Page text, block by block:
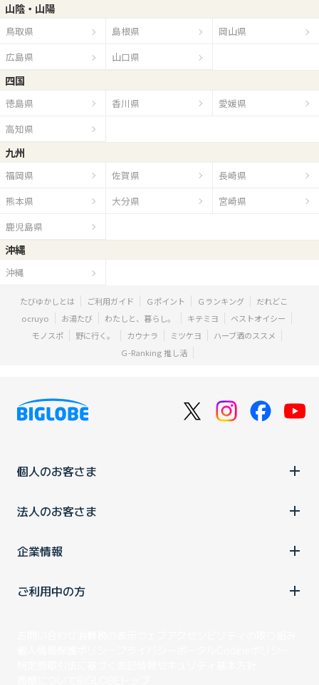
山陰・山陽
鳥取県 島根県
岡山県
広島県
山口県
四国
徳島県 香川県
愛媛県
高知県
九州
福岡県 佐賀県
長崎県
熊本県
大分県
宮崎県
鹿児島県
沖縄
沖縄
たびゆかしとは ご利用ガイド Ｇポイント Ｇランキング
だれどこ
ocruyo
お湯たび わたしと、暮らし。 キテミヨ
ベストオイシー
モノスポ
野に行く。 カウナラ ミツケヨ
ハーブ酒のススメ
Ｇ-Ranking 推し活
個人のお客さま
法人のお客さま
企業情報
ご利用中の方